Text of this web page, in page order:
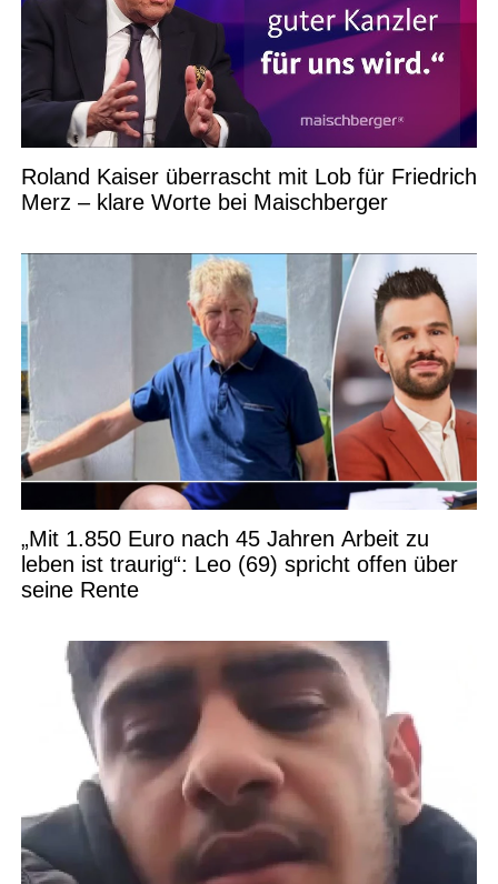
Roland Kaiser überrascht mit Lob für Friedrich
Merz – klare Worte bei Maischberger
„Mit 1.850 Euro nach 45 Jahren Arbeit zu
leben ist traurig“: Leo (69) spricht offen über
seine Rente